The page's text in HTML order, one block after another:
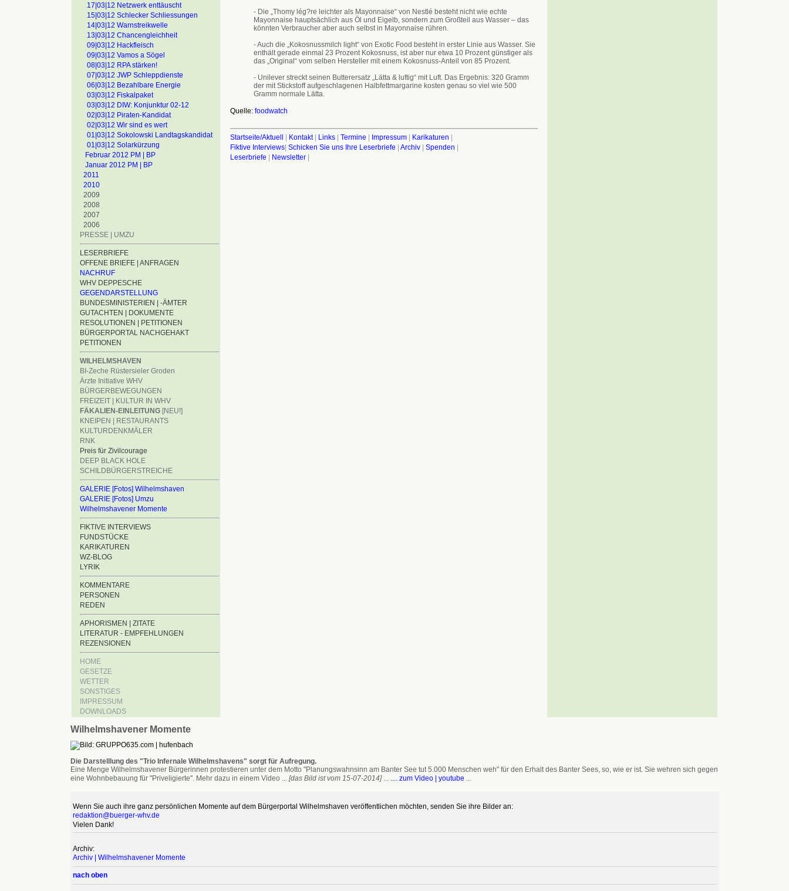
17|03|12 Netzwerk enttäuscht
15|03|12 Schlecker Schliessungen
14|03|12 Warnstreikwelle
13|03|12 Chancengleichheit
09|03|12 Hackfleisch
09|03|12 Vamos a Sögel
08|03|12 RPA stärken!
07|03|12 JWP Schleppdienste
06|03|12 Bezahlbare Energie
03|03|12 Fiskalpaket
03|03|12 DIW: Konjunktur 02-12
02|03|12 Piraten-Kandidat
02|03|12 Wir sind es wert
01|03|12 Sokolowski Landtagskandidat
01|03|12 Solarkürzung
Februar 2012 PM | BP
Januar 2012 PM | BP
2011
2010
2009
2008
2007
2006
PRESSE | UMZU
LESERBRIEFE
OFFENE BRIEFE | ANFRAGEN
NACHRUF
WHV DEPPESCHE
GEGENDARSTELLUNG
BUNDESMINISTERIEN | -ÄMTER
GUTACHTEN | DOKUMENTE
RESOLUTIONEN | PETITIONEN
BÜRGERPORTAL NACHGEHAKT
PETITIONEN
WILHELMSHAVEN
BI-Zeche Rüstersieler Groden
Ärzte Initiative WHV
BÜRGERBEWEGUNGEN
FREIZEIT | KULTUR IN WHV
FÄKALIEN-EINLEITUNG [NEU!]
KNEIPEN | RESTAURANTS
KULTURDENKMÄLER
RNK
Preis für Zivilcourage
DEEP BLACK HOLE
SCHILDBÜRGERSTREICHE
GALERIE [Fotos] Wilhelmshaven
GALERIE [Fotos] Umzu
Wilhelmshavener Momente
FIKTIVE INTERVIEWS
FUNDSTÜCKE
KARIKATUREN
WZ-BLOG
LYRIK
KOMMENTARE
PERSONEN
REDEN
APHORISMEN | ZITATE
LITERATUR - EMPFEHLUNGEN
REZENSIONEN
HOME
GESETZE
WETTER
SONSTIGES
IMPRESSUM
DOWNLOADS
- Die „Thomy lég?re leichter als Mayonnaise“ von Nestlé besteht nicht wie echte
Mayonnaise hauptsächlich aus Öl und Eigelb, sondern zum Großteil aus Wasser – das
könnten Verbraucher aber auch selbst in Mayonnaise rühren.
- Auch die „Kokosnussmilch light“ von Exotic Food besteht in erster Linie aus Wasser. Sie
enthält gerade einmal 23 Prozent Kokosnuss, ist aber nur etwa 10 Prozent günstiger als
das „Original“ vom selben Hersteller mit einem Kokosnuss-Anteil von 85 Prozent.
- Unilever streckt seinen Butterersatz „Lätta & luftig“ mit Luft. Das Ergebnis: 320 Gramm
der mit Stickstoff aufgeschlagenen Halbfettmargarine kosten genau so viel wie 500
Gramm normale Lätta.
Quelle: foodwatch
Startseite/Aktuell | Kontakt| Links| Termine | Impressum| Karikaturen |
Fiktive Interviews| Schicken Sie uns Ihre Leserbriefe | Archiv| Spenden |
Leserbriefe | Newsletter|
Wilhelmshavener Momente
Die Darstelllung des "Trio Infernale Wilhelmshavens" sorgt für Aufregung.
Eine Menge Wilhelmshavener Bürgerinnen protestieren unter dem Motto "Planungswahnsinn am Banter See tut 5.000 Menschen weh" für den Erhalt des Banter Sees, so, wie er ist. Sie wehren sich gegen
eine Wohnbebauung für "Priveligierte". Mehr dazu in einem Video ... [das Bild ist vom 15-07-2014]... .... zum Video | youtube ...
Wenn Sie auch ihre ganz persönlichen Momente auf dem Bürgerportal Wilhelmshaven veröffentlichen möchten, senden Sie ihre Bilder an:
redaktion@buerger-whv.de
Vielen Dank!
Archiv:
Archiv | Wilhelmshavener Momente
nach oben